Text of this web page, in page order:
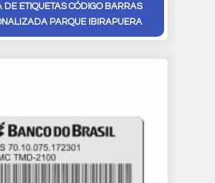
DE ETIQUETAS CÓDIGO BARRAS
PARQUE IBIRAPUERA